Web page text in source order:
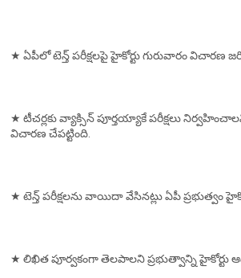
★ ఏపీలో టెన్త్‌ పరీక్షలపై హైకోర్టు గురువారం విచారణ
★ టీచర్లకు వ్యాక్సిన్‌ పూర్తయ్యాకే పరీక్షలు
విచారణ చేపట్టింది.
★ టెన్త్‌ పరీక్షలను వాయిదా వేసినట్లు ఏపీ ప్రభుత్వం
★ లిఖిత పూర్వకంగా తెలపాలని ప్రభుత్వాన్ని హైకోర్టు